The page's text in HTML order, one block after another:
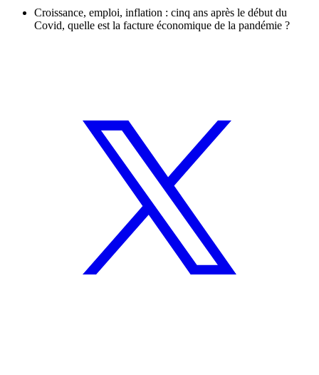
Croissance, emploi, inflation : cinq ans après le début du
Covid, quelle est la facture économique de la pandémie ?